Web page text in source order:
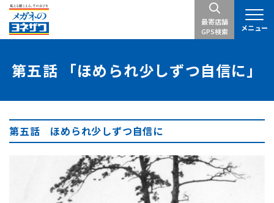
最寄店舗
GPS検索
第五話 「ほめられ少しずつ自信に」
第五話 ほめられ少しずつ自信に
メニュー